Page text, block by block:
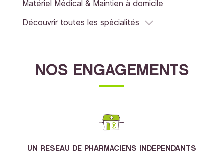
Matériel Médical & Maintien à domicile
Découvrir toutes les spécialités
NOS ENGAGEMENTS
UN RESEAU DE PHARMACIENS INDEPENDANTS